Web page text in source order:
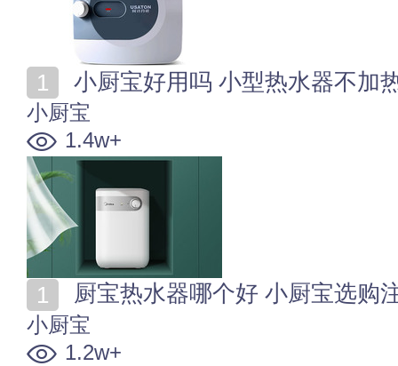
小厨宝好用吗 小型热水器不加
小厨宝
1.4w+
厨宝热水器哪个好 小厨宝选购
小厨宝
1.2w+